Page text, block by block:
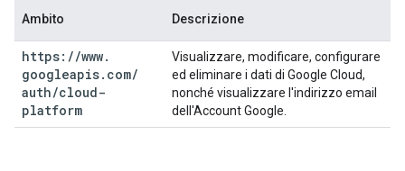
Ambito Descrizione
https: //www.
googleapis. com/
auth/cloud-
platform
Visualizzare, modificare, configurare
ed eliminare i dati di Google Cloud,
nonché visualizzare l'indirizzo email
dell'Account Google.